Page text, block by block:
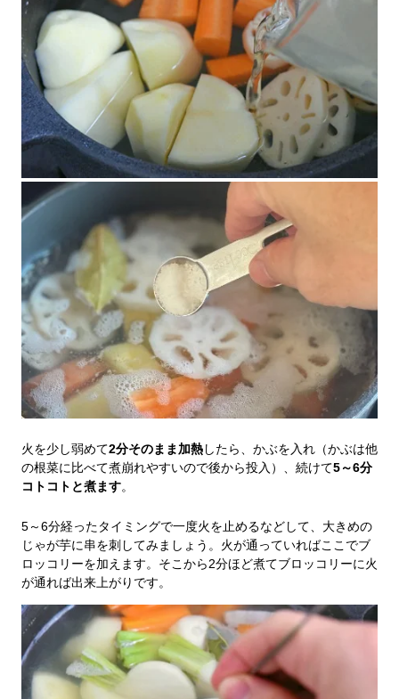
火を少し弱めて2分そのまま加熱したら、かぶを入れ（かぶは他
の根菜に比べて煮崩れやすいので後から投入）、続けて5～6分
コトコトと煮ます。
5～6分経ったタイミングで一度火を止めるなどして、大きめの
じゃが芋に串を刺してみましょう。火が通っていればここでブ
ロッコリーを加えます。そこから2分ほど煮てブロッコリーに火
が通れば出来上がりです。